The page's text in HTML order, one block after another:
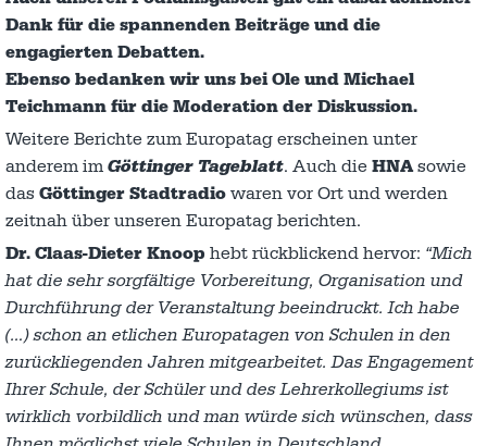
Dank für die spannenden Beiträge und die
engagierten Debatten.
Ebenso bedanken wir uns bei Ole und Michael
Teichmann für die Moderation der Diskussion.
Weitere Berichte zum Europatag erscheinen unter
anderem im Göttinger Tageblatt. Auch die HNAsowie
das Göttinger Stadtradio waren vor Ort und werden
zeitnah über unseren Europatag berichten.
Dr. Claas-Dieter Knoop hebt rückblickend hervor: “Mich
hat die sehr sorgfältige Vorbereitung, Organisation und
Durchführung der Veranstaltung beeindruckt. Ich habe
(…) schon an etlichen Europatagen von Schulen in den
zurückliegenden Jahren mitgearbeitet. Das Engagement
Ihrer Schule, der Schüler und des Lehrerkollegiums ist
wirklich vorbildlich und man würde sich wünschen, dass